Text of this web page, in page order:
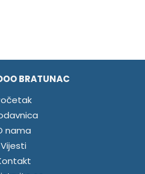
BRATUNAC
nama
Vijesti